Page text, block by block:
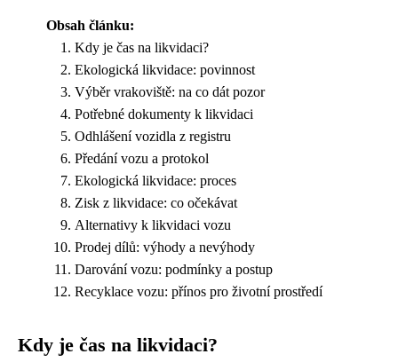
Obsah článku:
Kdy je čas na likvidaci?
Ekologická likvidace: povinnost
Výběr vrakoviště: na co dát pozor
Potřebné dokumenty k likvidaci
Odhlášení vozidla z registru
Předání vozu a protokol
Ekologická likvidace: proces
Zisk z likvidace: co očekávat
Alternativy k likvidaci vozu
Prodej dílů: výhody a nevýhody
Darování vozu: podmínky a postup
Recyklace vozu: přínos pro životní prostředí
Kdy je čas na likvidaci?